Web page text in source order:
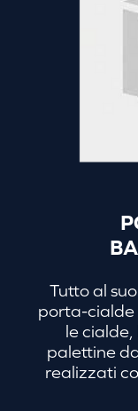
Tutto al
porta-cialde
le cialde,
palettine
realizzati